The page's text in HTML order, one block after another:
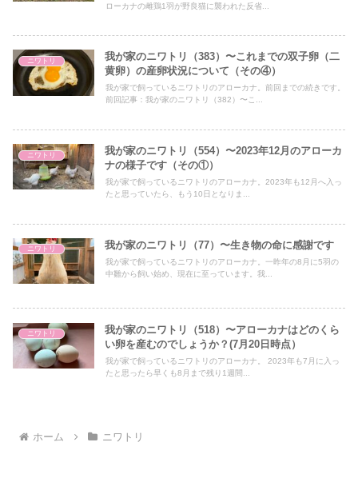
ローカナの雌鶏1羽が野良猫に襲われた反省...
ニワトリ
我が家のニワトリ（383）〜これまでの双子卵（二
黄卵）の産卵状況について（その④）
我が家で飼っているニワトリのアローカナ。前回までの続きです。
前回記事：我が家のニワトリ（382）〜こ...
ニワトリ
我が家のニワトリ（554）〜2023年12月のアローカ
ナの様子です（その①）
我が家で飼っているニワトリのアローカナ。2023年も12月へ入っ
たと思っていたら、もう10日となりま...
ニワトリ 我が家のニワトリ（77）〜生き物の命に感謝です
我が家で飼っているニワトリのアローカナ。一昨年の8月に5羽の
中雛から飼い始め、現在に至っています。我...
ニワトリ
我が家のニワトリ（518）〜アローカナはどのくら
い卵を産むのでしょうか？(7月20日時点）
我が家で飼っているニワトリのアローカナ。 2023年も7月に入っ
たと思ったら早くも8月まで残り1週間...
ホーム ニワトリ